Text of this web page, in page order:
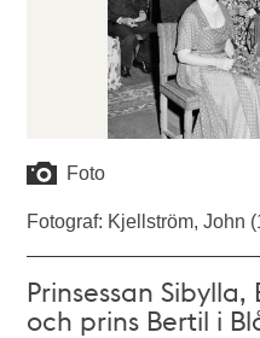
Foto
Fotograf: Kjellström, John
Prinsessan
och prins Bertil i